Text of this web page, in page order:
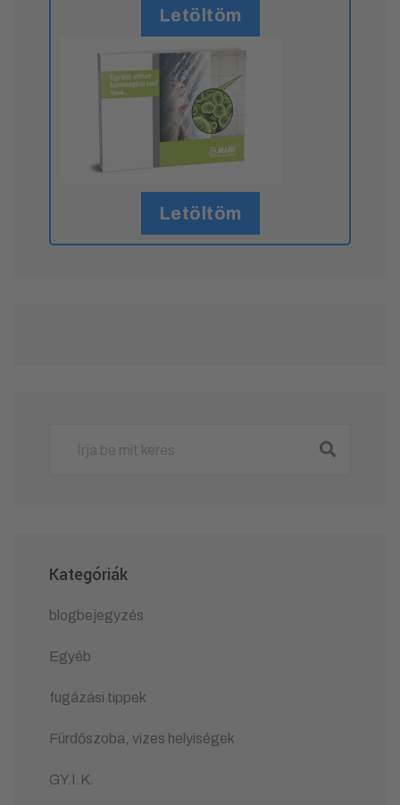
Letöltöm
Letöltöm
Kategóriák
blogbejegyzés
Egyéb
fugázási tippek
Fürdőszoba, vizes helyiségek
GY.I.K.